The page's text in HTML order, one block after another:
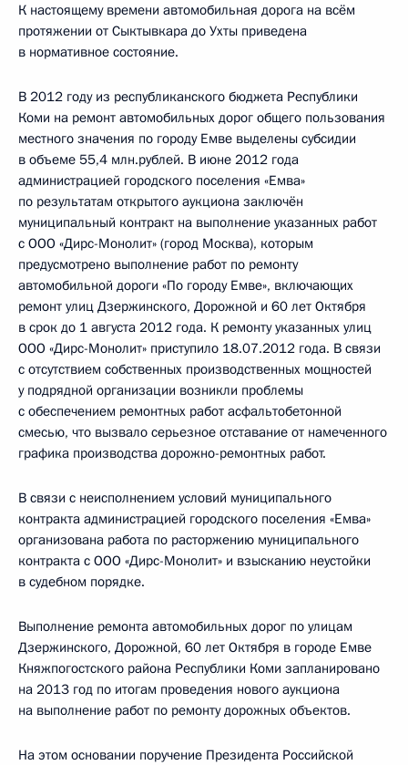
К настоящему времени автомобильная дорога на всём
протяжении от Сыктывкара до Ухты приведена
в нормативное состояние.
В 2012 году из республиканского бюджета Республики
Коми на ремонт автомобильных дорог общего пользования
местного значения по городу Емве выделены субсидии
в объеме 55,4 млн.рублей. В июне 2012 года
администрацией городского поселения «Емва»
по результатам открытого аукциона заключён
муниципальный контракт на выполнение указанных работ
с ООО «Дирс-Монолит» (город Москва), которым
предусмотрено выполнение работ по ремонту
автомобильной дороги «По городу Емве», включающих
ремонт улиц Дзержинского, Дорожной и 60 лет Октября
в срок до 1 августа 2012 года. К ремонту указанных улиц
ООО «Дирс-Монолит» приступило 18.07.2012 года. В связи
с отсутствием собственных производственных мощностей
у подрядной организации возникли проблемы
с обеспечением ремонтных работ асфальтобетонной
смесью, что вызвало серьезное отставание от намеченного
графика производства дорожно-ремонтных работ.
В связи с неисполнением условий муниципального
контракта администрацией городского поселения «Емва»
организована работа по расторжению муниципального
контракта с ООО «Дирс-Монолит» и взысканию неустойки
в судебном порядке.
Выполнение ремонта автомобильных дорог по улицам
Дзержинского, Дорожной, 60 лет Октября в городе Емве
Княжпогостского района Республики Коми запланировано
на 2013 год по итогам проведения нового аукциона
на выполнение работ по ремонту дорожных объектов.
На этом основании поручение Президента Российской